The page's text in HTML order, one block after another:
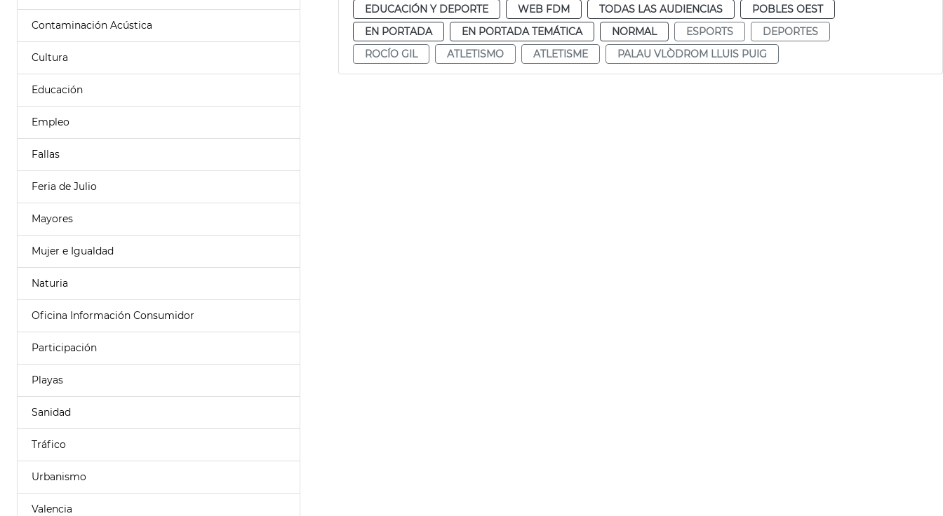
Contaminación Acústica
Cultura
Educación
Empleo
Fallas
Feria de Julio
Mayores
Mujer e Igualdad
Naturia
Oficina Información Consumidor
Participación
Playas
Sanidad
Tráfico
Urbanismo
Valencia
EDUCACIÓN Y DEPORTE WEB FDM TODAS LAS AUDIENCIAS
POBLES OEST
EN PORTADA
EN PORTADA TEMÁTICA NORMAL ESPORTS
DEPORTES
ROCÍO GIL
ATLETISMO ATLETISME PALAU VLÒDROM LLUIS PUIG